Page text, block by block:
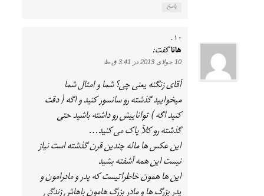
پاسخ
هاناگفت:
10 جولای 2013 در 3:41 ق.ظ
آقای زنگنه یعنی چی؟ شما و امثال شما
میخوایید گذشته رو سانسور کنید و اگه ( دقت
کنید اگه ) تواناییش رو داشته باشید حتی
گذشته رو کلآ پاک می کنید…
این عکس ها ماله چندین قرن گذشته است نیاز
نیست این همه آشفته بشید
این ها همون خاطراتیست که پدر و مادرامون و